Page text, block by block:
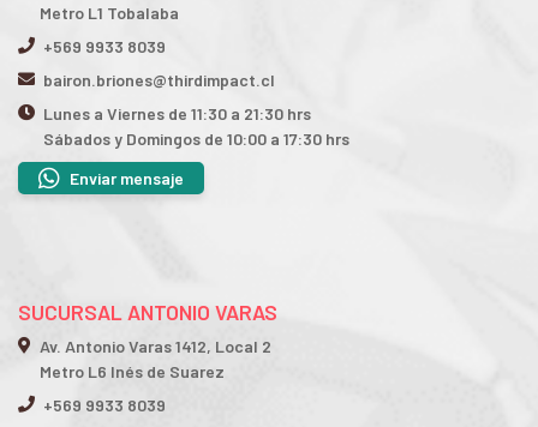
Metro L1 Tobalaba
+569 9933 8039
bairon.briones@thirdimpact.cl
Lunes a Viernes de 11:30 a 21:30 hrs
Sábados y Domingos de 10:00 a 17:30 hrs
Enviar mensaje
SUCURSAL ANTONIO VARAS
Av. Antonio Varas 1412, Local 2
Metro L6 Inés de Suarez
+569 9933 8039